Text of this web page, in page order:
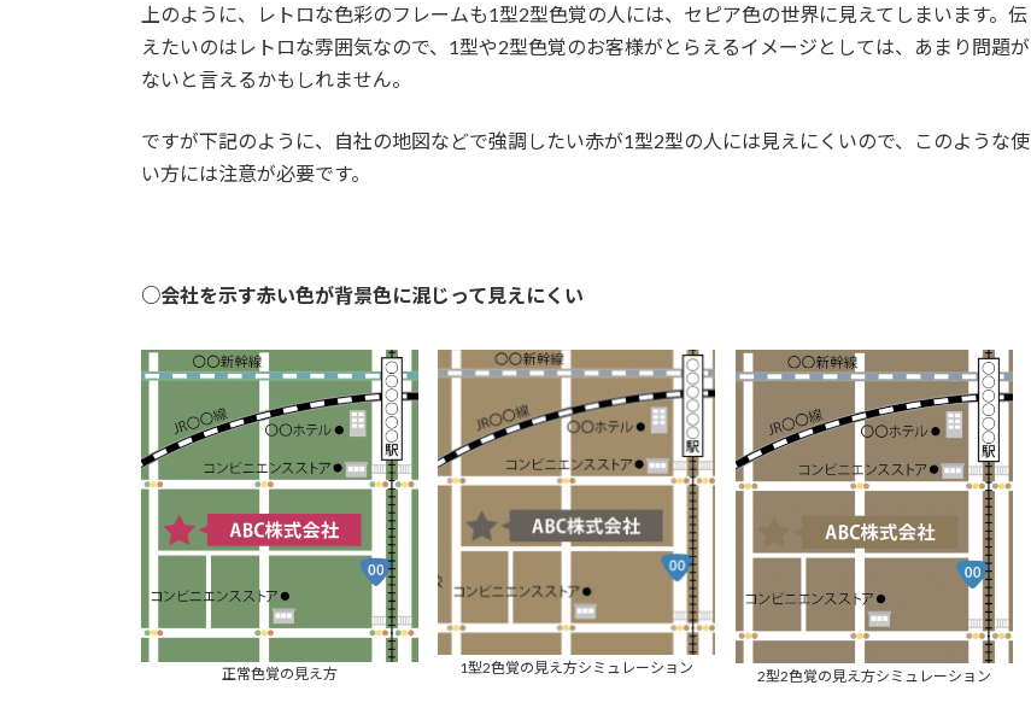
上のように、レトロな色彩のフレームも1型2型色覚の人には、セピア色の世界に見えてしまいます。伝
えたいのはレトロな雰囲気なので、1型や2型色覚のお客様がとらえるイメージとしては、あまり問題が
ないと言えるかもしれません。
ですが下記のように、自社の地図などで強調したい赤が1型2型の人には見えにくいので、このような使
い方には注意が必要です。
○会社を示す赤い色が背景色に混じって見えにくい
正常色覚の見え方 1型2色覚の見え方シミュレーション 2型2色覚の見え方シミュレーション